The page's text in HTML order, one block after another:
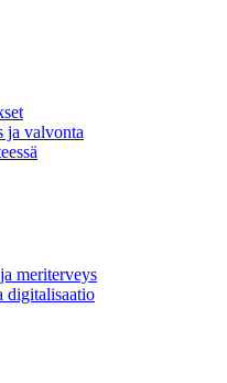
ja valvonta
meriterveys
digitalisaatio